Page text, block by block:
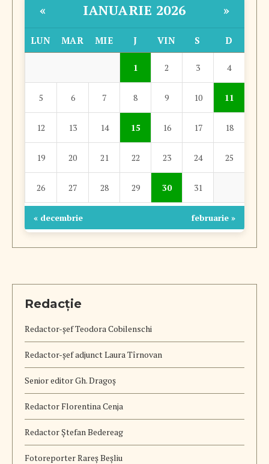
« IANUARIE 2026 »
LUN MAR MIE J VIN S D
1 2 3 4
5 6 7 8 9 10 11
12 13 14 15 16 17 18
19 20 21 22 23 24 25
26 27 28 29 30 31
« decembrie februarie »
Redacție
Redactor-șefTeodora Cobilenschi
Redactor-șef adjunct Laura Tîrnovan
Senior editor Gh. Dragoș
Redactor Florentina Cenja
Redactor Ștefan Bedereag
Fotoreporter Rareș Beșliu